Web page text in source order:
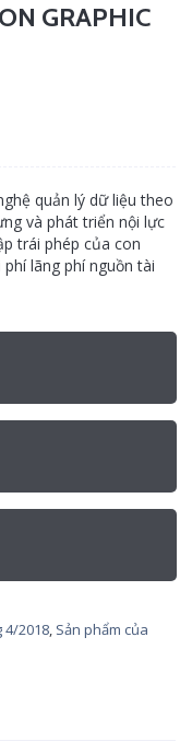
GRAPHIC
quản lý dữ liệu theo
và phát triển nội lực
trái phép của con
lãng phí nguồn tài
4/2018, Sản phẩm của